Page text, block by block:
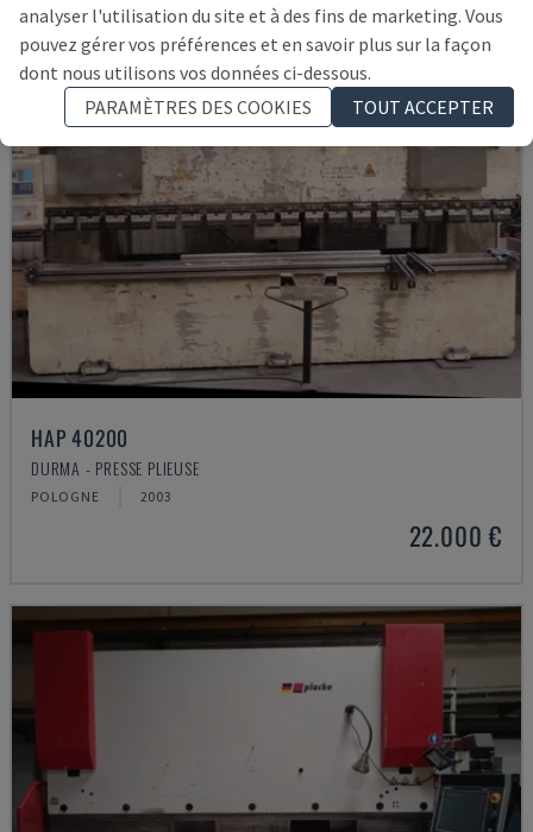
HAP 40200
DURMA - PRESSE PLIEUSE
POLOGNE 2003
22.000 €
analyser l'utilisation du site et à des fins de marketing. Vous
pouvez gérer vos préférences et en savoir plus sur la façon
dont nous utilisons vos données ci-dessous.
PARAMÈTRES DES COOKIES
TOUT ACCEPTER